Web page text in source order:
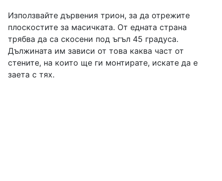
Използвайте дървения трион, за да отрежите
плоскостите за масичката. От едната страна
трябва да са скосени под ъгъл 45 градуса.
Дължината им зависи от това каква част от
стените, на които ще ги монтирате, искате да е
заета с тях.